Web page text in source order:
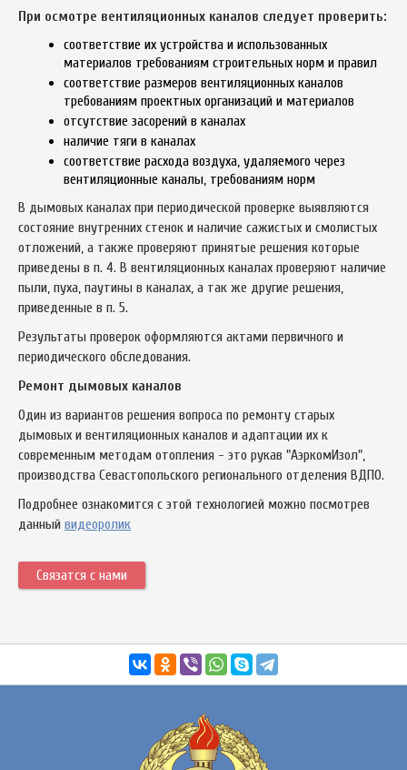
При осмотре вентиляционных каналов следует проверить:
соответствие их устройства и использованных
материалов требованиям строительных норм и правил
соответствие размеров вентиляционных каналов
требованиям проектных организаций и материалов
отсутствие засорений в каналах
наличие тяги в каналах
соответствие расхода воздуха, удаляемого через
вентиляционные каналы, требованиям норм
В дымовых каналах при периодической проверке выявляются
состояние внутренних стенок и наличие сажистых и смолистых
отложений, а также проверяют принятые решения которые
приведены в п. 4. В вентиляционных каналах проверяют наличие
пыли, пуха, паутины в каналах, а так же другие решения,
приведенные в п. 5.
Результаты проверок оформляются актами первичного и
периодического обследования.
Ремонт дымовых каналов
Один из вариантов решения вопроса по ремонту старых
дымовых и вентиляционных каналов и адаптации их к
современным методам отопления - это рукав "АэркомИзол",
производства Севастопольского регионального отделения ВДПО.
Подробнее ознакомится с этой технологией можно посмотрев
данный видеоролик
Связатся с нами